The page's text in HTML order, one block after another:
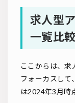
求人型
一覧比較
ここからは、求
フォーカスして
は2024年3月時